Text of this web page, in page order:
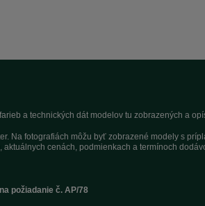
a technických dát modelov tu zobrazených a
Na fotografiách môžu byť zobrazené modely s
cenách, podmienkach a termínoch
požiadanie č. AP/78